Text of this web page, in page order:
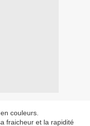
couleurs.
fraicheur et la rapidité